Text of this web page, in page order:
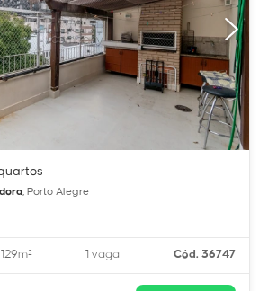
, Porto Alegre
129m² 1 vaga Cód. 36747